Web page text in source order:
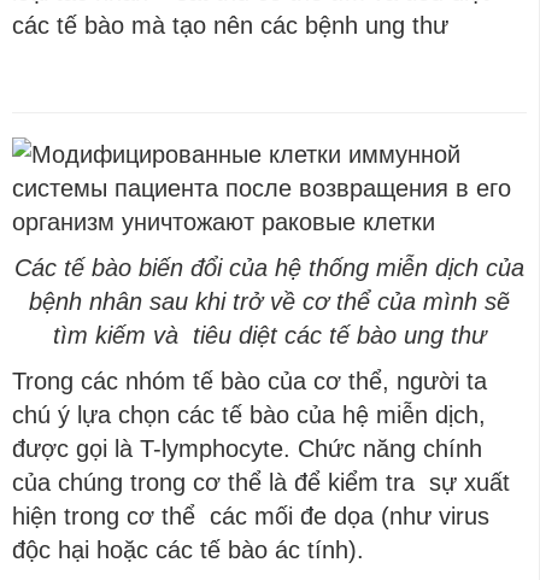
các tế bào mà tạo nên các bệnh ung thư
Các tế bào biến đổi của hệ thống miễn dịch của
bệnh nhân sau khi trở về cơ thể của mình sẽ
tìm kiếm và tiêu diệt các tế bào ung thư
Trong các nhóm tế bào của cơ thể, người ta
chú ý lựa chọn các tế bào của hệ miễn dịch,
được gọi là T-lymphocyte. Chức năng chính
của chúng trong cơ thể là để kiểm tra sự xuất
hiện trong cơ thể các mối đe dọa (như virus
độc hại hoặc các tế bào ác tính).